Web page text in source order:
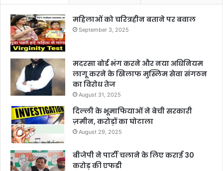
महिलाओं को चरित्रहीन बताने पर बवाल
September 3, 2025
मदरसा बोर्ड भंग करने और नया अधिनियम
लागू करने के खिलाफ मुस्लिम सेवा संगठन
का विरोध तेज
August 31, 2025
दिल्ली के भूमाफियाओं ने बेची सरकारी
ज़मीन, करोड़ों का घोटाला
August 29, 2025
बीजेपी ने पार्टी चलाने के लिए कराई 30
करोड़ की एफडी